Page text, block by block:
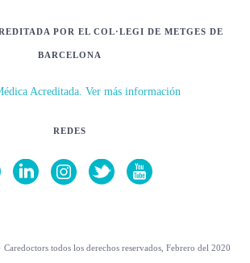
POR EL COL·LEGI DE METGES DE
BARCELONA
REDES
todos los derechos reservados, Febrero del 2020